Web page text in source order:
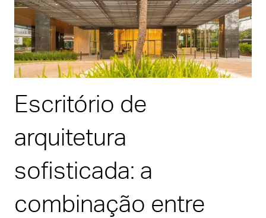
Escritório de
arquitetura
sofisticada: a
combinação entre